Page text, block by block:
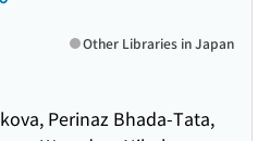
Perinaz Bhada-Tata,
Other Libraries in Japan